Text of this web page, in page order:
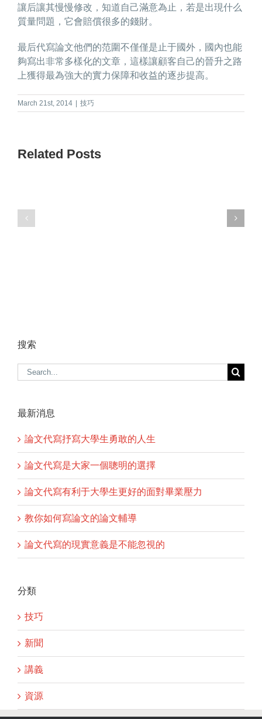
讓后讓其慢慢修改，知道自己滿意為止，若是出現什么
質量問題，它會賠償很多的錢財。
最后代寫論文他們的范圍不僅僅是止于國外，國內也能
夠寫出非常多樣化的文章，這樣讓顧客自己的晉升之路
上獲得最為強大的實力保障和收益的逐步提高。
March 21st, 2014 技巧
Related Posts
搜索
Search
for:
最新消息
論文代寫抒寫大學生勇敢的人生
論文代寫是大家一個聰明的選擇
論文代寫有利于大學生更好的面對畢業壓力
教你如何寫論文的論文輔導
論文代寫的現實意義是不能忽視的
分類
技巧
新聞
講義
資源